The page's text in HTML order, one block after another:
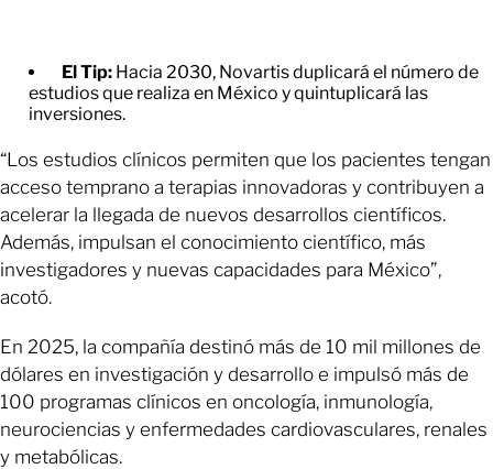
El Tip: Hacia 2030, Novartis duplicará el número de
estudios que realiza en México y quintuplicará las
inversiones.
“Los estudios clínicos permiten que los pacientes tengan
acceso temprano a terapias innovadoras y contribuyen a
acelerar la llegada de nuevos desarrollos científicos.
Además, impulsan el conocimiento científico, más
investigadores y nuevas capacidades para México”,
acotó.
En 2025, la compañía destinó más de 10 mil millones de
dólares en investigación y desarrollo e impulsó más de
100 programas clínicos en oncología, inmunología,
neurociencias y enfermedades cardiovasculares, renales
y metabólicas.